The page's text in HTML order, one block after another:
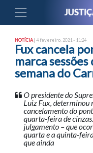
NOTÍCIA | 4 fevereiro, 2021 - 11:24
Fux cancela
marca
semana do
O presidente do
Luiz Fux, determinou
cancelamento do
quarta-feira de
julgamento – que
quarta e a quinta-
que ainda